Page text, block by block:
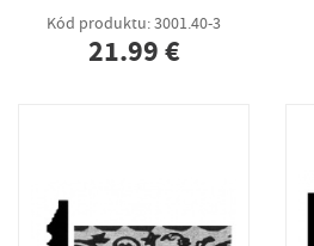
Kód produktu: 3001.40-3
21.99 €